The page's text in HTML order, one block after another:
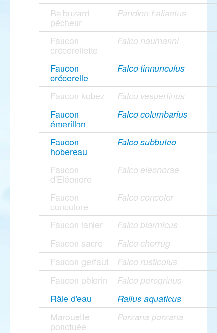
Balbuzard
pêcheur
Pandion haliaetus
Faucon
crécerellette
Falco naumanni
Faucon
crécerelle
Falco tinnunculus
Faucon kobez Falco vespertinus
Faucon
émerillon
Falco columbarius
Faucon
hobereau
Falco subbuteo
Faucon
d'Eléonore
Falco eleonorae
Faucon
concolore
Falco concolor
Faucon lanier Falco biarmicus
Faucon sacre Falco cherrug
Faucon gerfaut Falco rusticolus
Faucon pèlerin Falco peregrinus
Râle d'eau Rallus aquaticus
Marouette
ponctuée
Porzana porzana